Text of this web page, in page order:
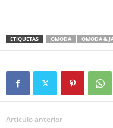
ETIQUETAS OMODA OMODA &
Artículo anterior